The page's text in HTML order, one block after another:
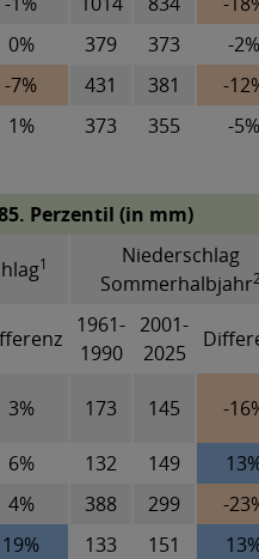
0% 379 373
-2%
-7% 431 381
-
1% 373 355 -5%
Perzentil (in mm)
1
Niederschlag
Sommerhalbjahr
1961-
1990
2001-
2025
3% 173 145 -
6% 132 149
4% 388 299
-
19% 133 151